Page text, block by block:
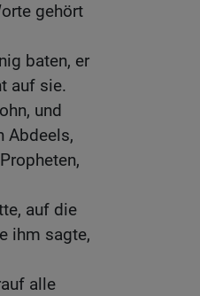
gehört
baten, er
auf sie.
und
Abdeels,
auf die
ihm sagte,
alle